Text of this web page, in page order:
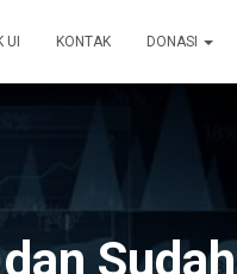
UI KONTAK DONASI
Sudah